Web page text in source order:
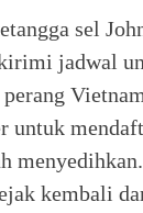
sel
jadwal
untuk
kembali